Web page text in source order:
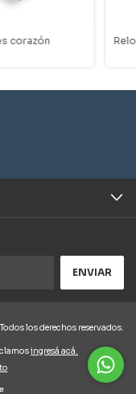
corazón
los derechos reservados.
ingresá acá.